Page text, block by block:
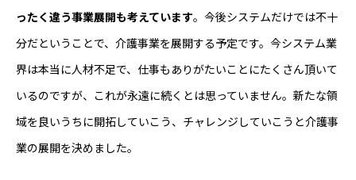
ったく違う事業展開も考えています。今後システムだけでは不十
分だということで、介護事業を展開する予定です。今システム業
界は本当に人材不足で、仕事もありがたいことにたくさん頂いて
いるのですが、これが永遠に続くとは思っていません。新たな領
域を良いうちに開拓していこう、チャレンジしていこうと介護事
業の展開を決めました。